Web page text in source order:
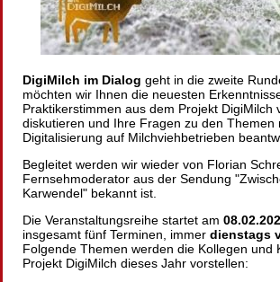
DigiMilch im Dialog geht in die zweite
möchten wir Ihnen die neuesten
Praktikerstimmen aus dem Projekt DigiMilch
diskutieren und Ihre Fragen zu den Themen
Digitalisierung auf Milchviehbetrieben
Begleitet werden wir wieder von Florian
Fernsehmoderator aus der Sendung
Karwendel
bekannt ist.
Die Veranstaltungsreihe startet am
insgesamt fünf Terminen, immerdienstags
Folgende Themen werden die Kollegen und
Projekt DigiMilch dieses Jahr vorstellen: